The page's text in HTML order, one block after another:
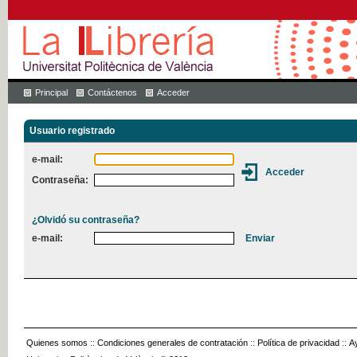
Principal Contáctenos Acceder
Usuario registrado
e-mail:
Contraseña:
¿Olvidó su contraseña?
e-mail:
Quienes somos :: Condiciones generales de contratación :: Política de privacidad ::